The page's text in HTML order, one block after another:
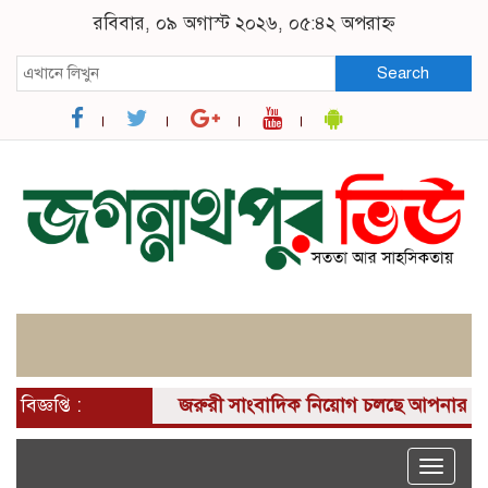
রবিবার, ০৯ অগাস্ট ২০২৬, ০৫:৪২ অপরাহ্ন
Search
বিজ্ঞপ্তি : জরুরী সাংবাদিক নিয়োগ চলছে আপনার কাছে
Toggle